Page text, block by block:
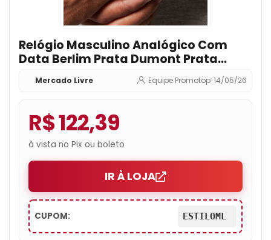
Relógio Masculino Analógico Com
Data Berlim Prata Dumont Prata
Mercado Livre Equipe Promotop•14/05/26
R$ 122,39
à vista no Pix ou boleto
IR À LOJA
CUPOM: ESTILOML